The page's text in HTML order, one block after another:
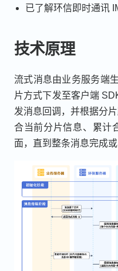
已了解环信即时通讯
技术原理
流式消息由业务服务端
片方式下发至客户端
发消息回调，并根据分
合当前分片信息、累计
面，直到整条消息完成或